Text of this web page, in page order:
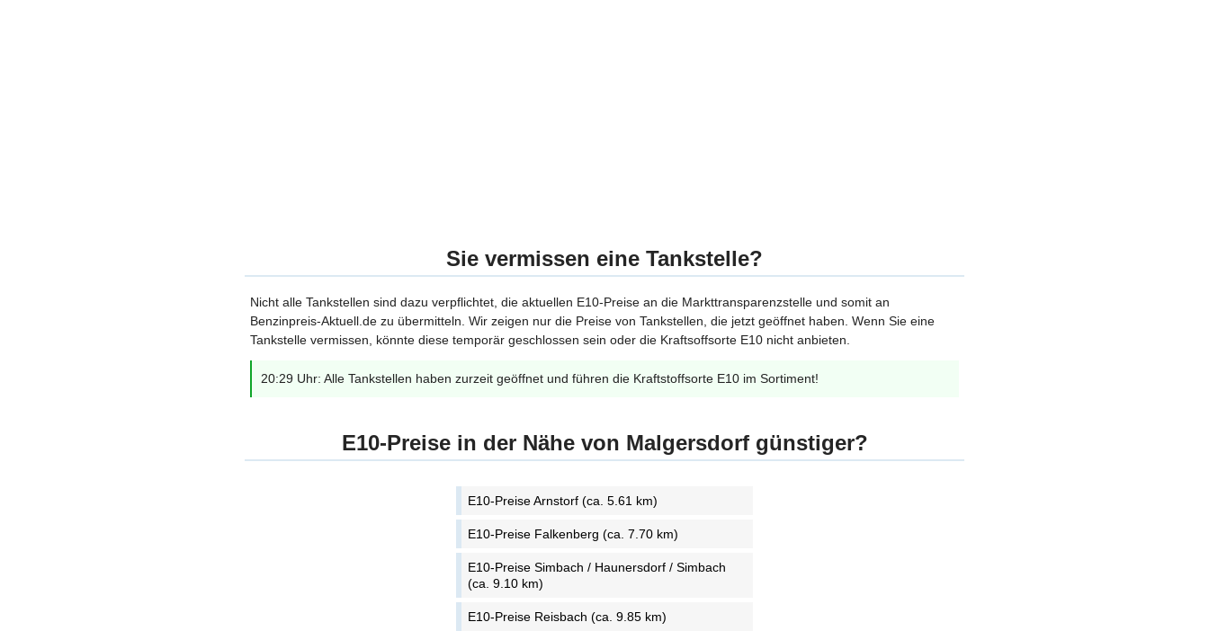
Sie vermissen eine Tankstelle?
Nicht alle Tankstellen sind dazu verpflichtet, die aktuellen E10-Preise an die Markttransparenzstelle und somit an
Benzinpreis-Aktuell.de zu übermitteln. Wir zeigen nur die Preise von Tankstellen, die jetzt geöffnet haben. Wenn Sie eine
Tankstelle vermissen, könnte diese temporär geschlossen sein oder die Kraftsoffsorte E10 nicht anbieten.
20:29 Uhr: Alle Tankstellen haben zurzeit geöffnet und führen die Kraftstoffsorte E10 im Sortiment!
E10-Preise in der Nähe von Malgersdorf günstiger?
E10-Preise Arnstorf (ca. 5.61 km)
E10-Preise Falkenberg (ca. 7.70 km)
E10-Preise Simbach / Haunersdorf / Simbach
(ca. 9.10 km)
E10-Preise Reisbach (ca. 9.85 km)